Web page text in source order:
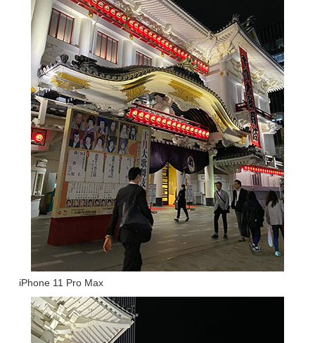
iPhone 11 Pro Max